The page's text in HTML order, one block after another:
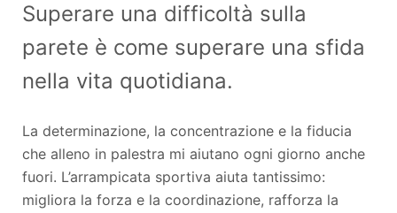
Superare una difficoltà sulla
parete è come superare una sfida
nella vita quotidiana.
La determinazione, la concentrazione e la fiducia
che alleno in palestra mi aiutano ogni giorno anche
fuori. L’arrampicata sportiva aiuta tantissimo:
migliora la forza e la coordinazione, rafforza la